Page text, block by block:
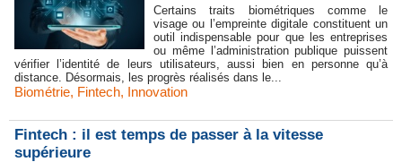
Certains traits biométriques comme le
visage ou l’empreinte digitale constituent un
outil indispensable pour que les entreprises
ou même l’administration publique puissent
vérifier l’identité de leurs utilisateurs, aussi bien en personne qu’à
distance. Désormais, les progrès réalisés dans le...
Biométrie, Fintech, Innovation
Fintech : il est temps de passer à la vitesse
supérieure